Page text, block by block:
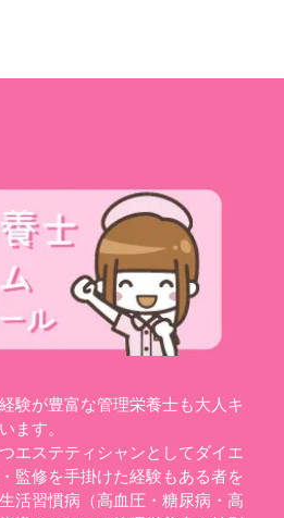
験が豊富な管理栄養士も大人キ
ます。
エステティシャンとしてダイエ
監修を手掛けた経験もある者を
活習慣病（高血圧・糖尿病・高